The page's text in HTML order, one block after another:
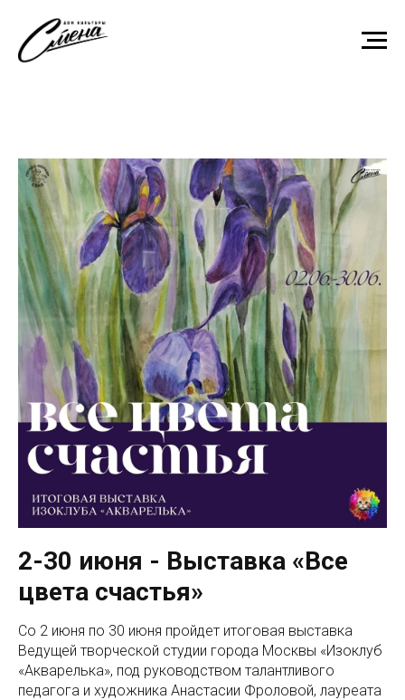
2-30 июня - Выставка «Все
цвета счастья»
Со 2 июня по 30 июня пройдет итоговая выставка
Ведущей творческой студии города Москвы «Изоклуб
«Акварелька», под руководством талантливого
педагога и художника Анастасии Фроловой, лауреата